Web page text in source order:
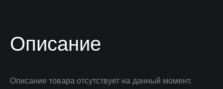
Описание
Описание товара отсутствует на данный момент.